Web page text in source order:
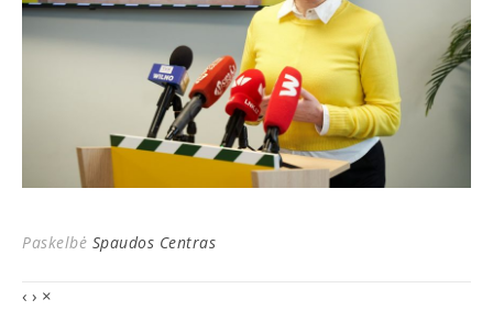
Paskelbė Spaudos Centras
‹ › ×